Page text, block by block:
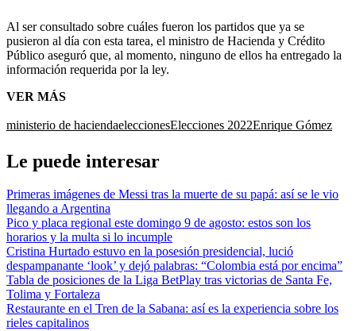
Al ser consultado sobre cuáles fueron los partidos que ya se
pusieron al día con esta tarea, el ministro de Hacienda y Crédito
Público aseguró que, al momento, ninguno de ellos ha entregado la
información requerida por la ley.
VER MÁS
ministerio de haciendaeleccionesElecciones 2022Enrique Gómez
Le puede interesar
Primeras imágenes de Messi tras la muerte de su papá: así se le vio
llegando a Argentina
Pico y placa regional este domingo 9 de agosto: estos son los
horarios y la multa si lo incumple
Cristina Hurtado estuvo en la posesión presidencial, lució
despampanante ‘look’ y dejó palabras: “Colombia está por encima”
Tabla de posiciones de la Liga BetPlay tras victorias de Santa Fe,
Tolima y Fortaleza
Restaurante en el Tren de la Sabana: así es la experiencia sobre los
rieles capitalinos